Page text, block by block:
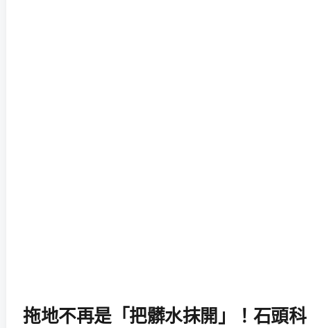
拖地不再是「把髒水抹開」！石頭科